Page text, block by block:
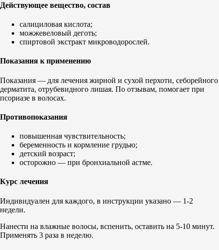
Действующее вещество, состав
салициловая кислота;
можжевеловый деготь;
спиртовой экстракт микроводорослей.
Показания к применению
Показания — для лечения жирной и сухой перхоти, себорейного
дерматита, отрубевидного лишая. По отзывам, помогает при
псориазе в волосах.
Противопоказания
повышенная чувствительность;
беременность и кормление грудью;
детский возраст;
осторожно — при бронхиальной астме.
Курс лечения
Индивидуален для каждого, в инструкции указано — 1-2
недели.
Нанести на влажные волосы, вспенить, оставить на 5-10 минут.
Применять 3 раза в неделю.